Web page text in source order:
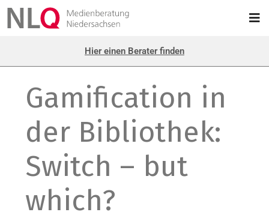
Hier einen Berater finden
Gamification in
der Bibliothek:
Switch – but
which?